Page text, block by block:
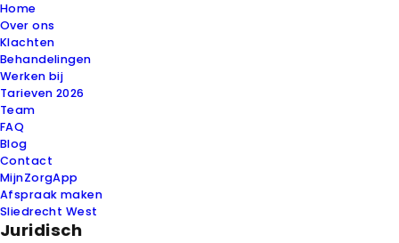
Home
Over ons
Klachten
Behandelingen
Werken bij
Tarieven 2026
Team
FAQ
Blog
Contact
MijnZorgApp
Afspraak maken
Sliedrecht West
Juridisch